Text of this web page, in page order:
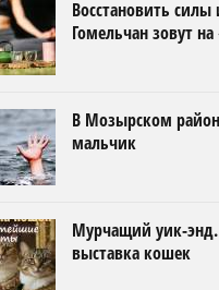
Восстановить
Гомельчан зовут
В Мозырском
мальчик
Мурчащий уик-
выставка кошек